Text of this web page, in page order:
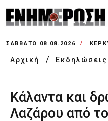
ΣΆΒΒΑΤΟ 08.08.2026
Αρχική Εκδηλώσεις
Κάλαντα και
Λαζάρου από